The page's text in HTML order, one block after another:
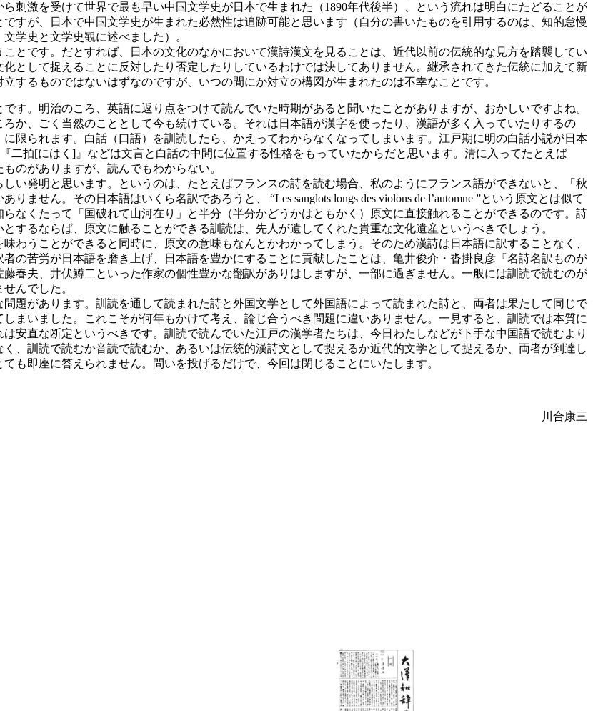
刺激を受けて世界で最も早い中国文学史が日本で生まれた（1890年代後半）、という流れは明白にたどることが
すが、日本で中国文学史が生まれた必然性は追跡可能と思います（自分の書いたものを引用するのは、知的怠慢
学史と文学史観に述べました）。
とです。だとすれば、日本の文化のなかにおいて漢詩漢文を見ることは、近代以前の伝統的な見方を踏襲してい
として捉えることに反対したり否定したりしているわけでは決してありません。継承されてきた伝統に加えて新
するものではないはずなのですが、いつの間にか対立の構図が生まれたのは不幸なことです。
。明治のころ、英語に返り点をつけて読んでいた時期があると聞いたことがありますが、おかしいですよね。
か、ごく当然のこととして今も続けている。それは日本語が漢字を使ったり、漢語が多く入っていたりするの
限られます。白話（口語）を訓読したら、かえってわからなくなってしまいます。江戸期に明の白話小説が日本
二拍[にはく]』などは文言と白話の中間に位置する性格をもっていたからだと思います。清に入ってたとえば
のがありますが、読んでもわからない。
い発明と思います。というのは、たとえばフランスの詩を読む場合、私のようにフランス語ができないと、「秋
ません。その日本語はいくら名訳であろうと、 “Les sanglots longs des violons de l’automne ”という原文とは似て
なくたって「国破れて山河在り」と半分（半分かどうかはともかく）原文に直接触れることができるのです。詩
するならば、原文に触ることができる訓読は、先人が遺してくれた貴重な文化遺産というべきでしょう。
うことができると同時に、原文の意味もなんとかわかってしまう。そのため漢詩は日本語に訳することなく、
の苦労が日本語を磨き上げ、日本語を豊かにすることに貢献したことは、亀井俊介・沓掛良彦『名詩名訳ものが
春夫、井伏鱒二といった作家の個性豊かな翻訳がありはしますが、一部に過ぎません。一般には訓読で読むのが
んでした。
題があります。訓読を通して読まれた詩と外国文学として外国語によって読まれた詩と、両者は果たして同じで
まいました。これこそが何年もかけて考え、論じ合うべき問題に違いありません。一見すると、訓読では本質に
安直な断定というべきです。訓読で読んでいた江戸の漢学者たちは、今日わたしなどが下手な中国語で読むより
、訓読で読むか音読で読むか、あるいは伝統的漢詩文として捉えるか近代的文学として捉えるか、両者が到達し
も即座に答えられません。問いを投げるだけで、今回は閉じることにいたします。
川合康三